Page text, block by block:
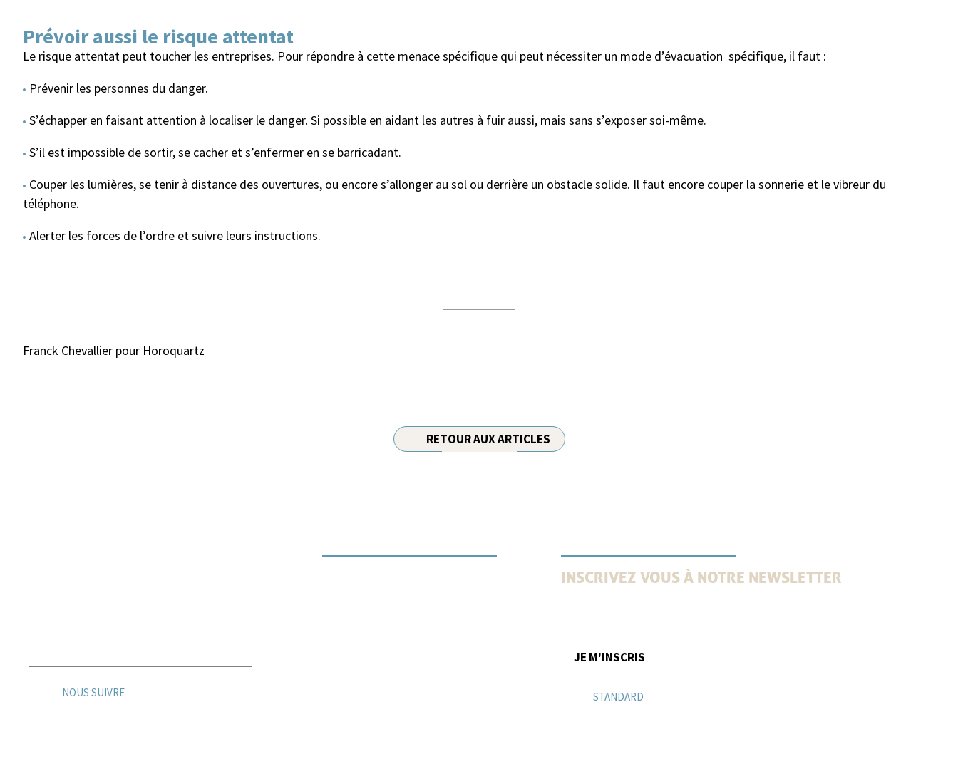
Prévoir aussi le risque attentat
Le risque attentat peut toucher les entreprises. Pour répondre à cette menace spécifique qui peut nécessiter un mode d’évacuation spécifique, il faut :
Prévenir les personnes du danger.
S’échapper en faisant attention à localiser le danger. Si possible en aidant les autres à fuir aussi, mais sans s’exposer soi-même.
S’il est impossible de sortir, se cacher et s’enfermer en se barricadant.
Couper les lumières, se tenir à distance des ouvertures, ou encore s’allonger au sol ou derrière un obstacle solide. Il faut encore couper la sonnerie et le vibreur du
téléphone.
Alerter les forces de l’ordre et suivre leurs instructions.
Franck Chevallier pour Horoquartz
RETOUR AUX ARTICLES
NOUS SUIVRE
INSCRIVEZ VOUS À NOTRE NEWSLETTER
JE M'INSCRIS
STANDARD